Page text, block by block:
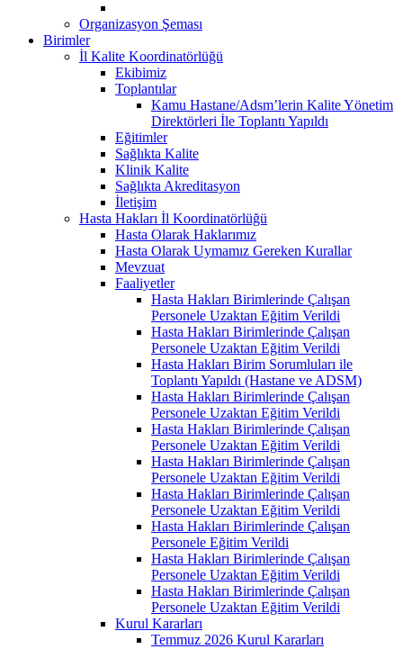
Organizasyon Şeması
Birimler
İl Kalite Koordinatörlüğü
Ekibimiz
Toplantılar
Kamu Hastane/Adsm’lerin Kalite Yönetim
Direktörleri İle Toplantı Yapıldı
Eğitimler
Sağlıkta Kalite
Klinik Kalite
Sağlıkta Akreditasyon
İletişim
Hasta Hakları İl Koordinatörlüğü
Hasta Olarak Haklarımız
Hasta Olarak Uymamız Gereken Kurallar
Mevzuat
Faaliyetler
Hasta Hakları Birimlerinde Çalışan
Personele Uzaktan Eğitim Verildi
Hasta Hakları Birimlerinde Çalışan
Personele Uzaktan Eğitim Verildi
Hasta Hakları Birim Sorumluları ile
Toplantı Yapıldı (Hastane ve ADSM)
Hasta Hakları Birimlerinde Çalışan
Personele Uzaktan Eğitim Verildi
Hasta Hakları Birimlerinde Çalışan
Personele Uzaktan Eğitim Verildi
Hasta Hakları Birimlerinde Çalışan
Personele Uzaktan Eğitim Verildi
Hasta Hakları Birimlerinde Çalışan
Personele Uzaktan Eğitim Verildi
Hasta Hakları Birimlerinde Çalışan
Personele Eğitim Verildi
Hasta Hakları Birimlerinde Çalışan
Personele Uzaktan Eğitim Verildi
Hasta Hakları Birimlerinde Çalışan
Personele Uzaktan Eğitim Verildi
Kurul Kararları
Temmuz 2026 Kurul Kararları